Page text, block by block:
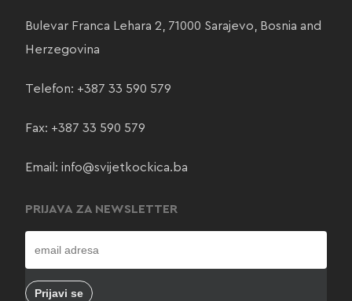
Bulevar Franca Lehara 2, 71000 Sarajevo, Bosnia and
Herzegovina
Telefon: +387 33 590 579
Fax: +387 33 590 579
Email: info@svijetkockica.ba
PRIJAVA ZA NEWSLETTER